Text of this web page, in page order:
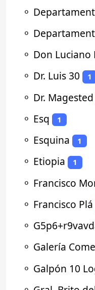
⚬
⚬
⚬ Don Luciano
⚬ Dr. Luis 30 1
⚬ Dr. Magested
⚬ Esq 1
⚬ Esquina 1
⚬ Etiopia 1
⚬ Francisco
⚬ Francisco Plá
⚬
⚬ Galería
⚬ Galpón 10